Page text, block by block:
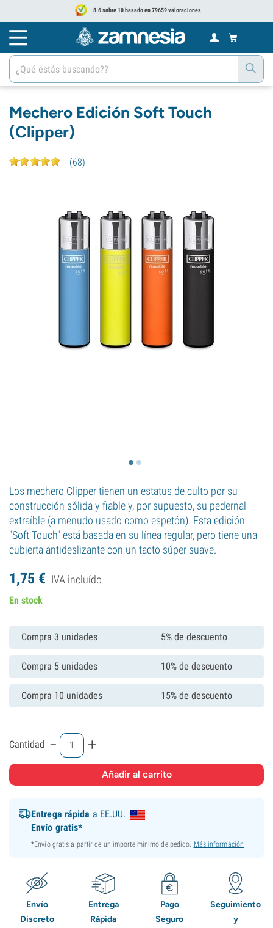
8.6 sobre 10 basado en 79659 valoraciones
Mechero Edición Soft Touch
(Clipper)
(68)
Los mechero Clipper tienen un estatus de culto por su
construcción sólida y fiable y, por supuesto, su pedernal
extraíble (a menudo usado como espetón). Esta edición
"Soft Touch" está basada en su línea regular, pero tiene una
cubierta antideslizante con un tacto súper suave.
1,75 € IVA incluído
En stock
Compra 3 unidades 5% de descuento
Compra 5 unidades 10% de descuento
Compra 10 unidades 15% de descuento
Cantidad - +
Entrega rápida a EE.UU.
Envío gratis*
*Envío gratis a partir de un importe mínimo de pedido. Más información
Envío
Discreto
Entrega
Rápida
Pago
Seguro
Seguimiento
y